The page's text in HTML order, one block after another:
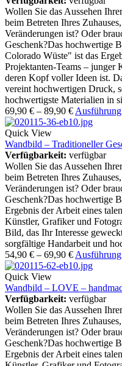
Wollen Sie das Aussehen
beim Betreten Ihres
Veränderungen ist? Oder
Geschenk?Das hochwertige
Colorado Wüste" ist das
Projektanten-Teams – junger
deren Kopf voller Ideen ist.
vereint hochwertigen Druck,
hochwertigste Materialien in
69,90 € – 89,90 €
Quick View
Wandbild – Traditioneller
Verfügbarkeit: verfügbar
Wollen Sie das Aussehen
beim Betreten Ihres
Veränderungen ist? Oder
Geschenk?Das hochwertige
Ergebnis der Arbeit eines
Künstler, Grafiker und
Bild, das Ihr Interesse
sorgfältige Handarbeit und
54,90 € – 69,90 €
Quick View
Wandbild – LOVE –
Verfügbarkeit: verfügbar
Wollen Sie das Aussehen
beim Betreten Ihres
Veränderungen ist? Oder
Geschenk?Das hochwertige
Ergebnis der Arbeit eines